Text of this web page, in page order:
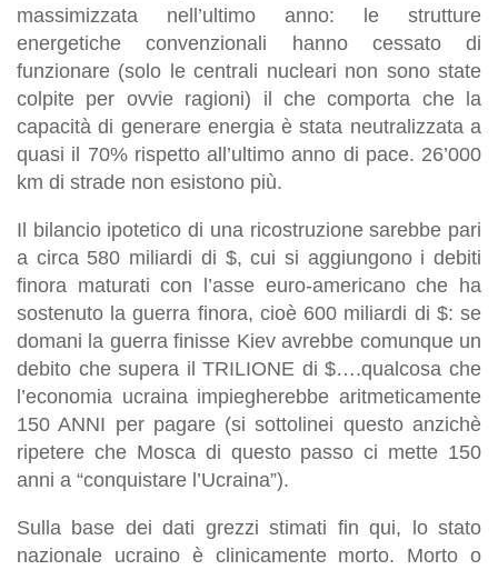
massimizzata nell’ultimo anno: le strutture
energetiche convenzionali hanno cessato di
funzionare (solo le centrali nucleari non sono state
colpite per ovvie ragioni) il che comporta che la
capacità di generare energia è stata neutralizzata a
quasi il 70% rispetto all’ultimo anno di pace. 26’000
km di strade non esistono più.
Il bilancio ipotetico di una ricostruzione sarebbe pari
a circa 580 miliardi di $, cui si aggiungono i debiti
finora maturati con l’asse euro-americano che ha
sostenuto la guerra finora, cioè 600 miliardi di $: se
domani la guerra finisse Kiev avrebbe comunque un
debito che supera il TRILIONE di $….qualcosa che
l’economia ucraina impiegherebbe aritmeticamente
150 ANNI per pagare (si sottolinei questo anzichè
ripetere che Mosca di questo passo ci mette 150
anni a “conquistare l’Ucraina”).
Sulla base dei dati grezzi stimati fin qui, lo stato
nazionale ucraino è clinicamente morto. Morto o